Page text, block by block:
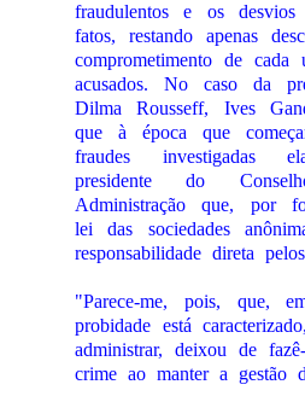
fraudulentos e os
fatos, restando apenas
comprometimento de cada
acusados. No caso da
Dilma Rousseff, Ives
que à época que
fraudes investigadas
presidente do
Administração que, por
lei das sociedades
responsabilidade direta
"Parece-me, pois, que,
probidade está
administrar, deixou de
crime ao manter a gestão